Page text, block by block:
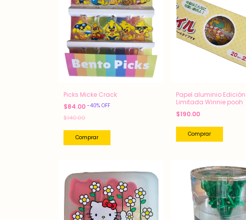
Picks Micke Crack
$84.00 -40% OFF
$140.00
Papel aluminio Edición
Limitada Winnie pooh
$190.00